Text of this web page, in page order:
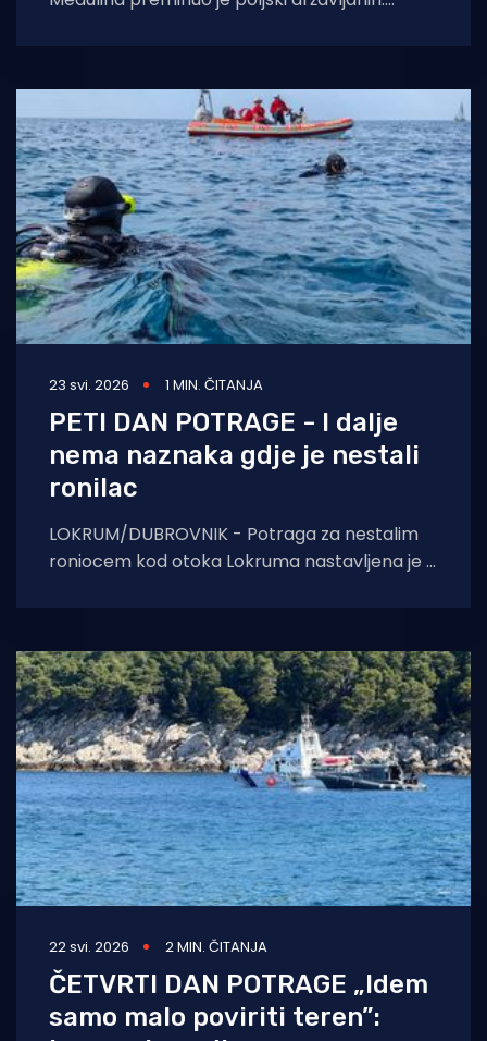
23 svi. 2026 1 MIN. ČITANJA
PETI DAN POTRAGE - I dalje
nema naznaka gdje je nestali
ronilac
LOKRUM/DUBROVNIK - Potraga za nestalim
roniocem kod otoka Lokruma nastavljena je i
22 svi. 2026 2 MIN. ČITANJA
ČETVRTI DAN POTRAGE „Idem
samo malo poviriti teren”: